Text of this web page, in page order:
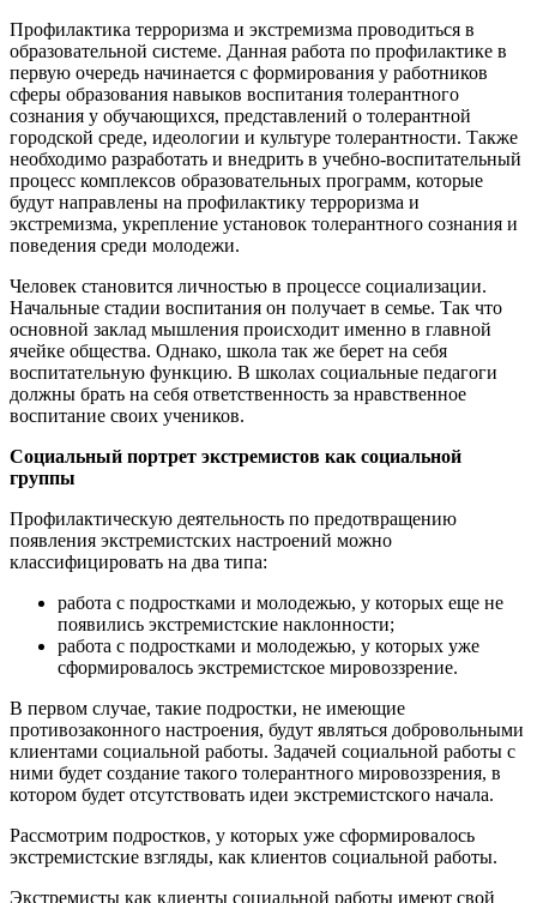
Профилактика терроризма и экстремизма проводиться в
образовательной системе. Данная работа по профилактике в
первую очередь начинается с формирования у работников
сферы образования навыков воспитания толерантного
сознания у обучающихся, представлений о толерантной
городской среде, идеологии и культуре толерантности. Также
необходимо разработать и внедрить в учебно-воспитательный
процесс комплексов образовательных программ, которые
будут направлены на профилактику терроризма и
экстремизма, укрепление установок толерантного сознания и
поведения среди молодежи.
Человек становится личностью в процессе социализации.
Начальные стадии воспитания он получает в семье. Так что
основной заклад мышления происходит именно в главной
ячейке общества. Однако, школа так же берет на себя
воспитательную функцию. В школах социальные педагоги
должны брать на себя ответственность за нравственное
воспитание своих учеников.
Социальный портрет экстремистов как социальной
группы
Профилактическую деятельность по предотвращению
появления экстремистских настроений можно
классифицировать на два типа:
работа с подростками и молодежью, у которых еще не
появились экстремистские наклонности;
работа с подростками и молодежью, у которых уже
сформировалось экстремистское мировоззрение.
В первом случае, такие подростки, не имеющие
противозаконного настроения, будут являться добровольными
клиентами социальной работы. Задачей социальной работы с
ними будет создание такого толерантного мировоззрения, в
котором будет отсутствовать идеи экстремистского начала.
Рассмотрим подростков, у которых уже сформировалось
экстремистские взгляды, как клиентов социальной работы.
Экстремисты как клиенты социальной работы имеют свой